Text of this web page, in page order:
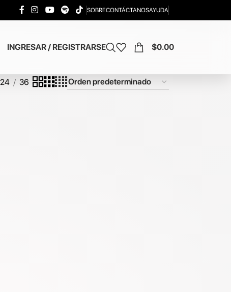
SOBRECONTÁCTANOSAYUDA
INGRESAR / REGISTRARSE $0.00
24 36